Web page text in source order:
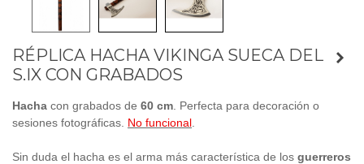
RÉPLICA HACHA VIKINGA SUECA DEL
S.IX CON GRABADOS
Hacha con grabados de 60 cm . Perfecta para decoración o
sesiones fotográficas. No funcional
Sin duda el hacha es el arma más característica de los guerreros